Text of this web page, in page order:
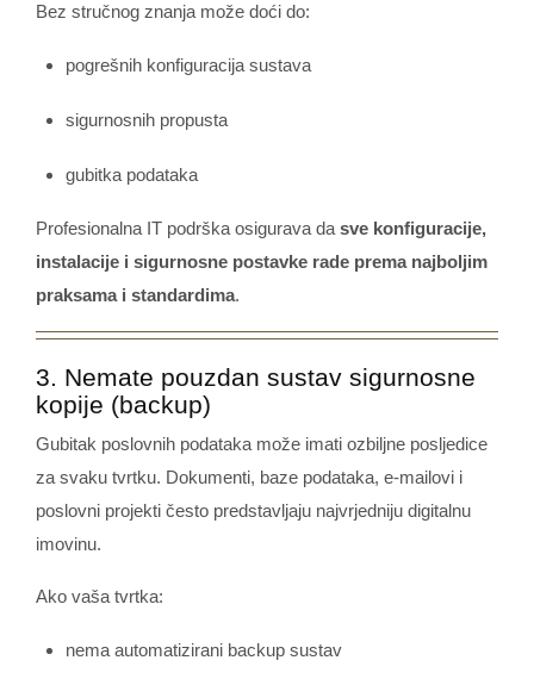
Bez stručnog znanja može doći do:
pogrešnih konfiguracija sustava
sigurnosnih propusta
gubitka podataka
Profesionalna IT podrška osigurava da sve konfiguracije,
instalacije i sigurnosne postavke rade prema najboljim
praksama i standardima.
3. Nemate pouzdan sustav sigurnosne
kopije (backup)
Gubitak poslovnih podataka može imati ozbiljne posljedice
za svaku tvrtku. Dokumenti, baze podataka, e-mailovi i
poslovni projekti često predstavljaju najvrjedniju digitalnu
imovinu.
Ako vaša tvrtka:
nema automatizirani backup sustav